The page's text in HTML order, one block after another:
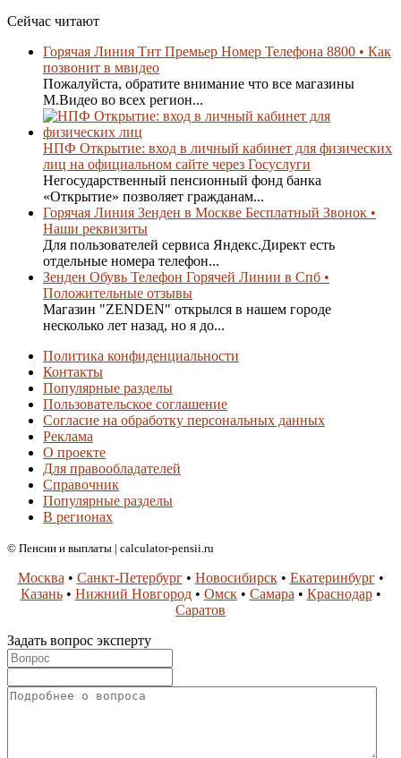
Сейчас читают
Горячая Линия Тнт Премьер Номер Телефона 8800 • Как
позвонит в мвидео
Пожалуйста, обратите внимание что все магазины
М.Видео во всех регион...
НПФ Открытие: вход в личный кабинет для физических
лиц на официальном сайте через Госуслуги
Негосударственный пенсионный фонд банка
«Открытие» позволяет гражданам...
Горячая Линия Зенден в Москве Бесплатный Звонок •
Наши реквизиты
Для пользователей сервиса Яндекс.Директ есть
отдельные номера телефон...
Зенден Обувь Телефон Горячей Линии в Спб •
Положительные отзывы
Магазин "ZENDEN" открылся в нашем городе
несколько лет назад, но я до...
Политика конфиденциальности
Контакты
Популярные разделы
Пользовательское соглашение
Согласие на обработку персональных данных
Реклама
О проекте
Для правообладателей
Справочник
Популярные разделы
В регионах
© Пенсии и выплаты | calculator-pensii.ru
Москва• Санкт-Петербург• Новосибирск• Екатеринбург•
Казань• Нижний Новгород• Омск• Самара• Краснодар•
Саратов
Задать вопрос эксперту